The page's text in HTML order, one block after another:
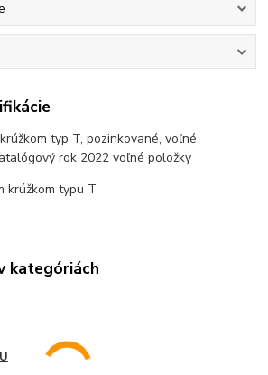
typ T, pozinkované, voľné
rok 2022 voľné položky
krúžkom typu T
kategóriách